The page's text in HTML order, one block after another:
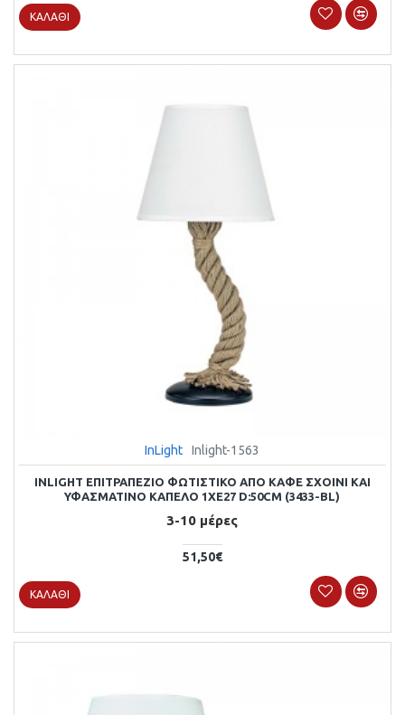
ΚΑΛΆΘΙ
InLight Inlight-1563
INLIGHT ΕΠΙΤΡΑΠΈΖΙΟ ΦΩΤΙΣΤΙΚΌ ΑΠΌ ΚΑΦΈ ΣΧΟΙΝΊ ΚΑΙ
ΥΦΑΣΜΆΤΙΝΟ ΚΑΠΈΛΟ 1XE27 D:50CM (3433-BL)
3-10 μέρες
51,50€
ΚΑΛΆΘΙ